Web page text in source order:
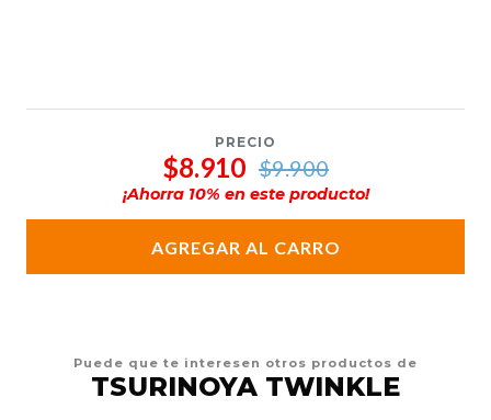
PRECIO
$8.910 $9.900
¡Ahorra 10% en este producto!
AGREGAR AL CARRO
Puede que te interesen otros productos de
TSURINOYA TWINKLE